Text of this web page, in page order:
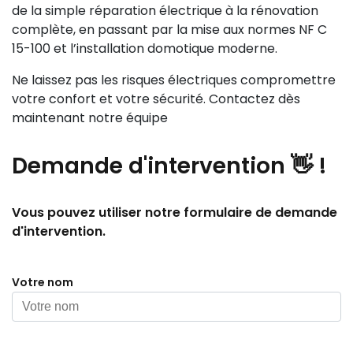
de la simple réparation électrique à la rénovation
complète, en passant par la mise aux normes NF C
15-100 et l’installation domotique moderne.
Ne laissez pas les risques électriques compromettre
votre confort et votre sécurité. Contactez dès
maintenant notre équipe
Demande d'intervention 👋 !
Vous pouvez utiliser notre formulaire de demande
d'intervention.
Votre nom